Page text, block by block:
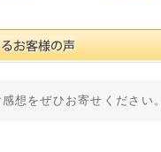
想をぜひお寄せください。